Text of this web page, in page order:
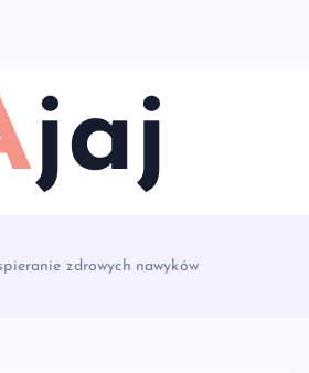
Ajaj
zdrowych nawyków